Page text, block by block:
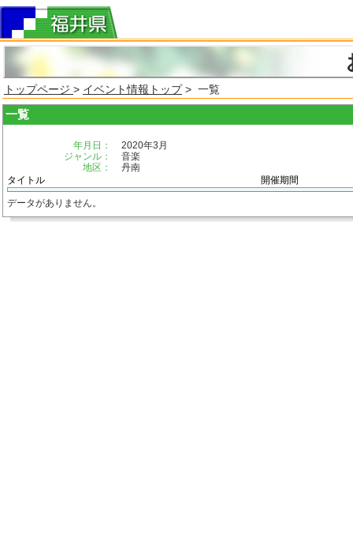
トップページ > イベント情報トップ> 一覧
一覧
年月日：
2020年3月
ジャンル：
音楽
地区：
丹南
タイトル
開催期間
データがありません。